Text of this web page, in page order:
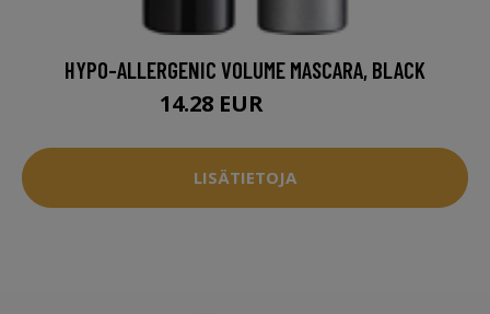
HYPO-ALLERGENIC VOLUME MASCARA, BLACK
14.28 EUR
LISÄTIETOJA